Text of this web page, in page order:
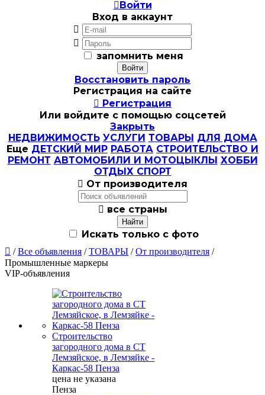
Войти
Вход в аккаунт


запомнить меня
Восстановить пароль
Регистрация на сайте
 Регистрация
Или войдите с помощью соцсетей
Закрыть
НЕДВИЖИМОСТЬ УСЛУГИ ТОВАРЫ ДЛЯ ДОМА
Еще ДЕТСКИЙ МИР РАБОТА СТРОИТЕЛЬСТВО И
РЕМОНТ АВТОМОБИЛИ И МОТОЦЫКЛЫ ХОББИ
ОТДЫХ СПОРТ
 От производителя
 все страны
Искать только с фото
 /Все объявления /ТОВАРЫ /От производителя /
Промышленные маркеры
VIP-объявления
Строительство
загородного дома в СТ
Лемзяйское, в Лемзяйке -
Каркас-58 Пенза
цена не указана
Пенза